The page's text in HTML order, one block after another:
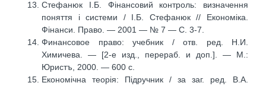
Стефанюк І.Б. Фінансовий контроль: визначення
поняття і системи / І.Б. Стефанюк // Економіка.
Фінанси. Право. — 2001 — № 7 — С. 3-7.
Финансовое право: учебник / отв. ред. Н.И.
Химичева. — [2-е изд., перераб. и доп.]. — М.:
Юристъ, 2000. — 600 с.
Економічна теорія: Підручник / за заг. ред. В.А.